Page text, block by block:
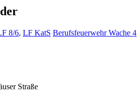
8/6, LF KatS Berufsfeuerwehr Wache 4
Straße